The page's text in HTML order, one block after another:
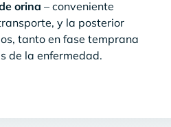
orina – conveniente
y la posterior
tanto en fase temprana
de la enfermedad.